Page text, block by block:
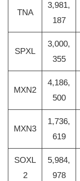
TNA
3,981,
187
SPXL
3,000,
355
MXN2
4,186,
500
MXN3
1,736,
619
SOXL
2
5,984,
978